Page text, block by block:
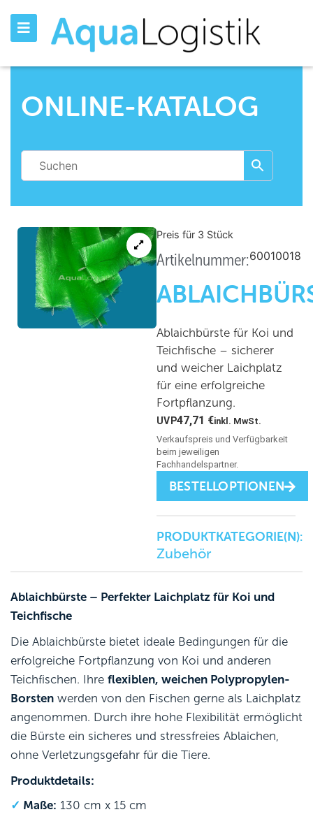
ONLINE-KATALOG
Preis für 3 Stück
Artikelnummer:60010018
Ablaichbürste für Koi und
Teichfische – sicherer
und weicher Laichplatz
für eine erfolgreiche
Fortpflanzung.
47,71 €inkl. MwSt.
BESTELLOPTIONEN
PRODUKTKATEGORIE(N):
Zubehör
Ablaichbürste – Perfekter Laichplatz für Koi und
Teichfische
Die Ablaichbürste bietet ideale Bedingungen für die
erfolgreiche Fortpflanzung von Koi und anderen
Teichfischen. Ihre flexiblen, weichen Polypropylen-
Borsten werden von den Fischen gerne als Laichplatz
angenommen. Durch ihre hohe Flexibilität ermöglicht
die Bürste ein sicheres und stressfreies Ablaichen,
ohne Verletzungsgefahr für die Tiere.
Produktdetails:
Maße: 130 cm x 15 cm